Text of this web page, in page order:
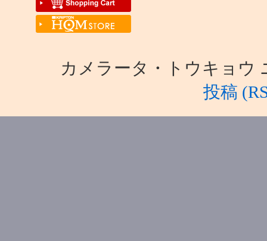
カメラータ・トウキョウ
投稿